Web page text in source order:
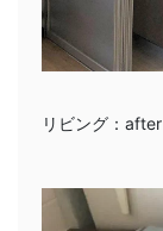
リビング：after